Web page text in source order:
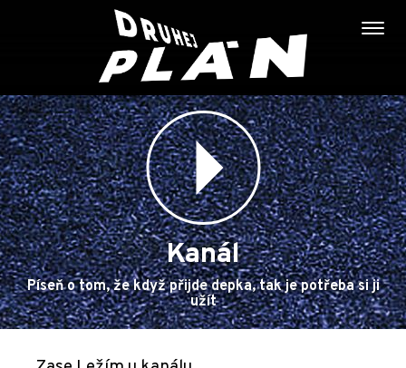
Kanál
Píseň o tom, že když přijde depka, tak je potřeba si ji
užít